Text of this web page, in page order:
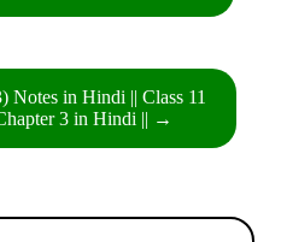
Notes in Hindi || Class 11
3 in Hindi || →